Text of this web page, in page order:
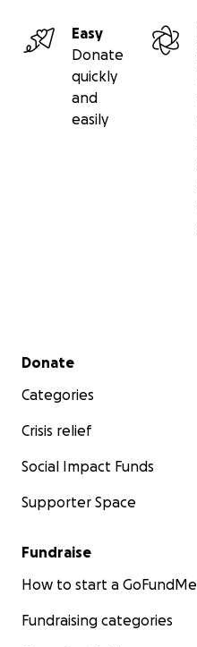
Easy
Donate
quickly
and
easily
Secondary menu
Donate
Categories
Crisis relief
Social Impact Funds
Supporter Space
Fundraise
How to start a GoFundMe
Fundraising categories